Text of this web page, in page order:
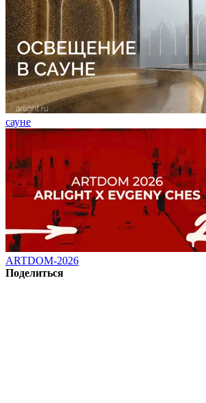
сауне
ARTDOM-2026
Поделиться